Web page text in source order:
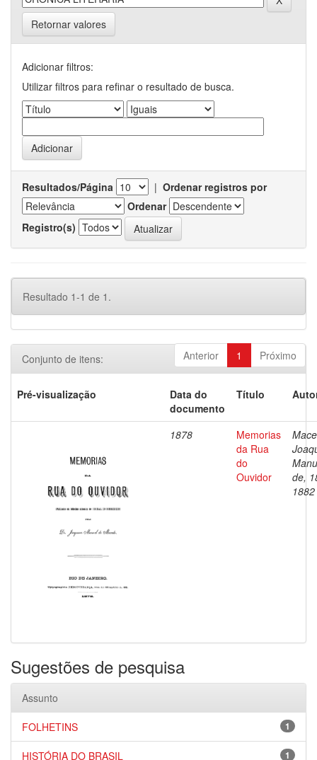
Retornar valores
Adicionar filtros:
Utilizar filtros para refinar o resultado de busca.
Resultados/Página | Ordenar registros por
Ordenar
Registro(s)
Resultado 1-1 de 1.
Anterior 1 Próximo
Conjunto de itens:
Pré-visualização
Data do
documento
Título
1878
Memorias
da Rua
do
Ouvidor
de,
1882
Sugestões de pesquisa
Assunto
1
FOLHETINS
1
HISTÓRIA DO BRASIL